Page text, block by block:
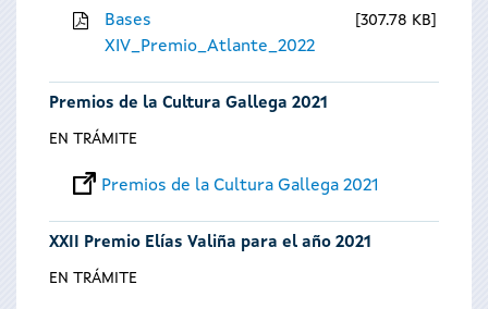
Bases
XIV_Premio_Atlante_2022
307.78 KB
Premios de la Cultura Gallega 2021
EN TRÁMITE
Premios de la Cultura Gallega 2021
XXII Premio Elías Valiña para el año 2021
EN TRÁMITE